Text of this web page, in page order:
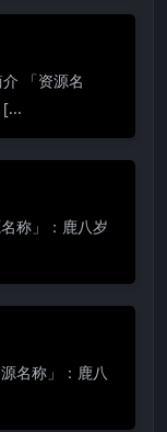
「资源名
[...
称」：鹿八岁
名称」：鹿八